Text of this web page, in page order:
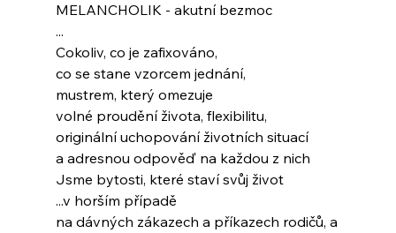
MELANCHOLIK - akutní bezmoc
...
Cokoliv, co je zafixováno,
co se stane vzorcem jednání,
mustrem, který omezuje
volné proudění života, flexibilitu,
originální uchopování životních situací
a adresnou odpověď na každou z nich
Jsme bytosti, které staví svůj život
...v horším případě
na dávných zákazech a příkazech rodičů, a